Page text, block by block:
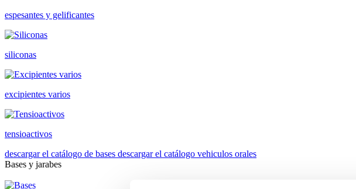
espesantes y gelificantes
siliconas
excipientes varios
tensioactivos
descargar el catálogo de bases descargar el catálogo vehiculos orales
Bases y jarabes